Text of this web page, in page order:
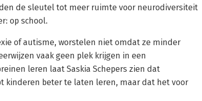
de sleutel tot meer ruimte voor neurodiversiteit
op school.
of autisme, worstelen niet omdat ze minder
vaak geen plek krijgen in een
leren laat Saskia Schepers zien dat
kinderen beter te laten leren, maar dat het voor